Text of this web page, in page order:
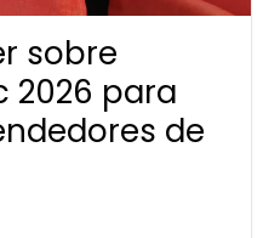
sobre
2026 para
de